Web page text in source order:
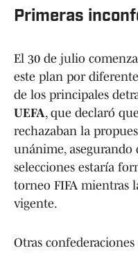
Primeras
El 30 de julio
este plan por
de los principales
UEFA, que declaró
rechazaban la
unánime, asegurando
selecciones estaría
torneo FIFA mientras
vigente.
Otras